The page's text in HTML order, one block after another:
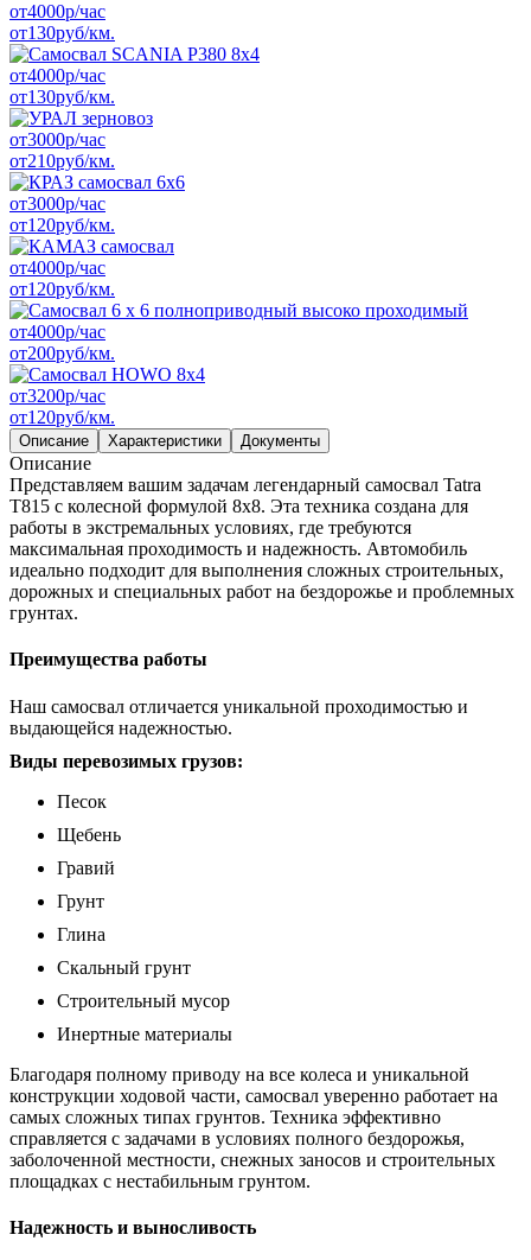
от4000р/час
от130руб/км.
от4000р/час
от130руб/км.
от3000р/час
от210руб/км.
от3000р/час
от120руб/км.
от4000р/час
от120руб/км.
от4000р/час
от200руб/км.
от3200р/час
от120руб/км.
Описание Характеристики Документы
Описание
Представляем вашим задачам легендарный самосвал Tatra
T815 с колесной формулой 8x8. Эта техника создана для
работы в экстремальных условиях, где требуются
максимальная проходимость и надежность. Автомобиль
идеально подходит для выполнения сложных строительных,
дорожных и специальных работ на бездорожье и проблемных
грунтах.
Преимущества работы
Наш самосвал отличается уникальной проходимостью и
выдающейся надежностью.
Виды перевозимых грузов:
Песок
Щебень
Гравий
Грунт
Глина
Скальный грунт
Строительный мусор
Инертные материалы
Благодаря полному приводу на все колеса и уникальной
конструкции ходовой части, самосвал уверенно работает на
самых сложных типах грунтов. Техника эффективно
справляется с задачами в условиях полного бездорожья,
заболоченной местности, снежных заносов и строительных
площадках с нестабильным грунтом.
Надежность и выносливость